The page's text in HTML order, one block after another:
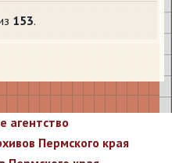
153.
агентство
Пермского края